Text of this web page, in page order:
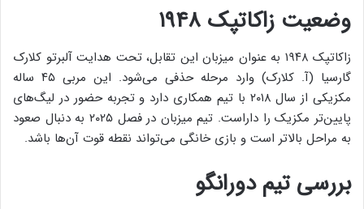
وضعیت زاکاتپک ۱۹۴۸
زاکاتپک ۱۹۴۸ به عنوان میزبان این تقابل، تحت هدایت آلبرتو کلارک
گارسیا (آ. کلارک) وارد مرحله حذفی می‌شود. این مربی ۴۵ ساله
مکزیکی از سال ۲۰۱۸ با تیم همکاری دارد و تجربه حضور در لیگ‌های
پایین‌تر مکزیک را داراست. تیم میزبان در فصل ۲۰۲۵ به دنبال صعود
به مراحل بالاتر است و بازی خانگی می‌تواند نقطه قوت آن‌ها باشد.
بررسی تیم دورانگو